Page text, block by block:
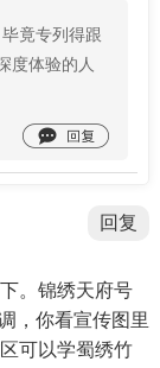
竟专列得跟
度体验的人

回复
。锦绣天府号
，你看宣传图里
可以学蜀绣竹